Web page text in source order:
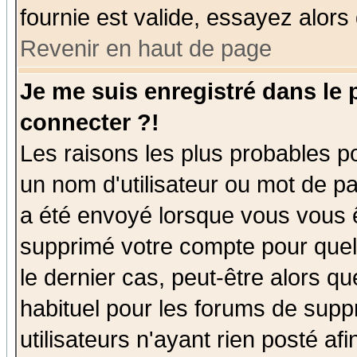
fournie est valide, essayez
Revenir en haut de page
Je me suis enregistré dans le
connecter ?!
Les raisons les plus probables
un nom d'utilisateur ou mot de
a été envoyé lorsque vous
supprimé votre compte pour
le dernier cas, peut-être alors
habituel pour les forums de
utilisateurs n'ayant rien posté